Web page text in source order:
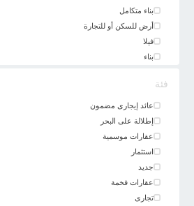
بناء متكامل
أرض للسكن أو للتجارة
فيلا
بناء
فئة
عائد إيجارى مضمون
إطلالة على البحر
عقارات موسمية
استثمار
جديد
عقارات فخمة
تجارى